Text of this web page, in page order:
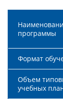
программы
Формат
Объем
учебных